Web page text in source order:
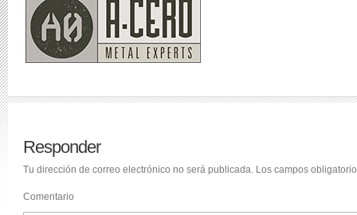
Responder
Tu dirección de correo electrónico no será publicada. Los campos
Comentario